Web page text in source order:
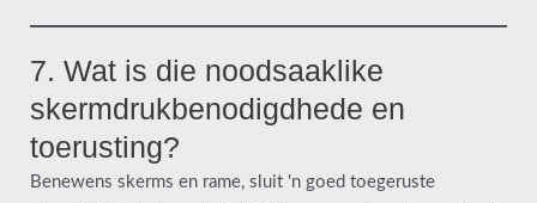
7. Wat is die noodsaaklike
skermdrukbenodigdhede en
toerusting?
Benewens skerms en rame, sluit 'n goed toegeruste